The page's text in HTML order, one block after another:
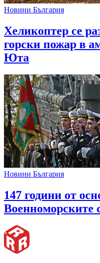
Новини България
Хеликоптер се
горски пожар в
Юта
Новини България
147 години от
Военноморските